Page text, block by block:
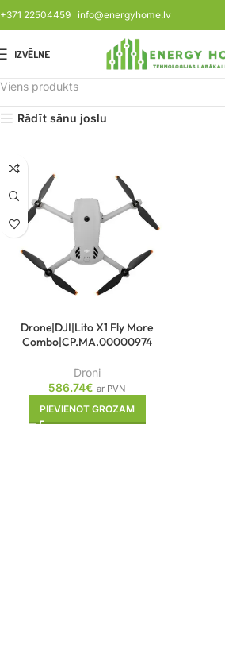
+371 22504459 info@energyhome.lv
IZVĒLNE
Viens produkts
Rādīt sānu joslu
Drone|DJI|Lito X1 Fly More
Combo|CP.MA.00000974
Droni
586.74€ ar PVN
PIEVIENOT GROZAM